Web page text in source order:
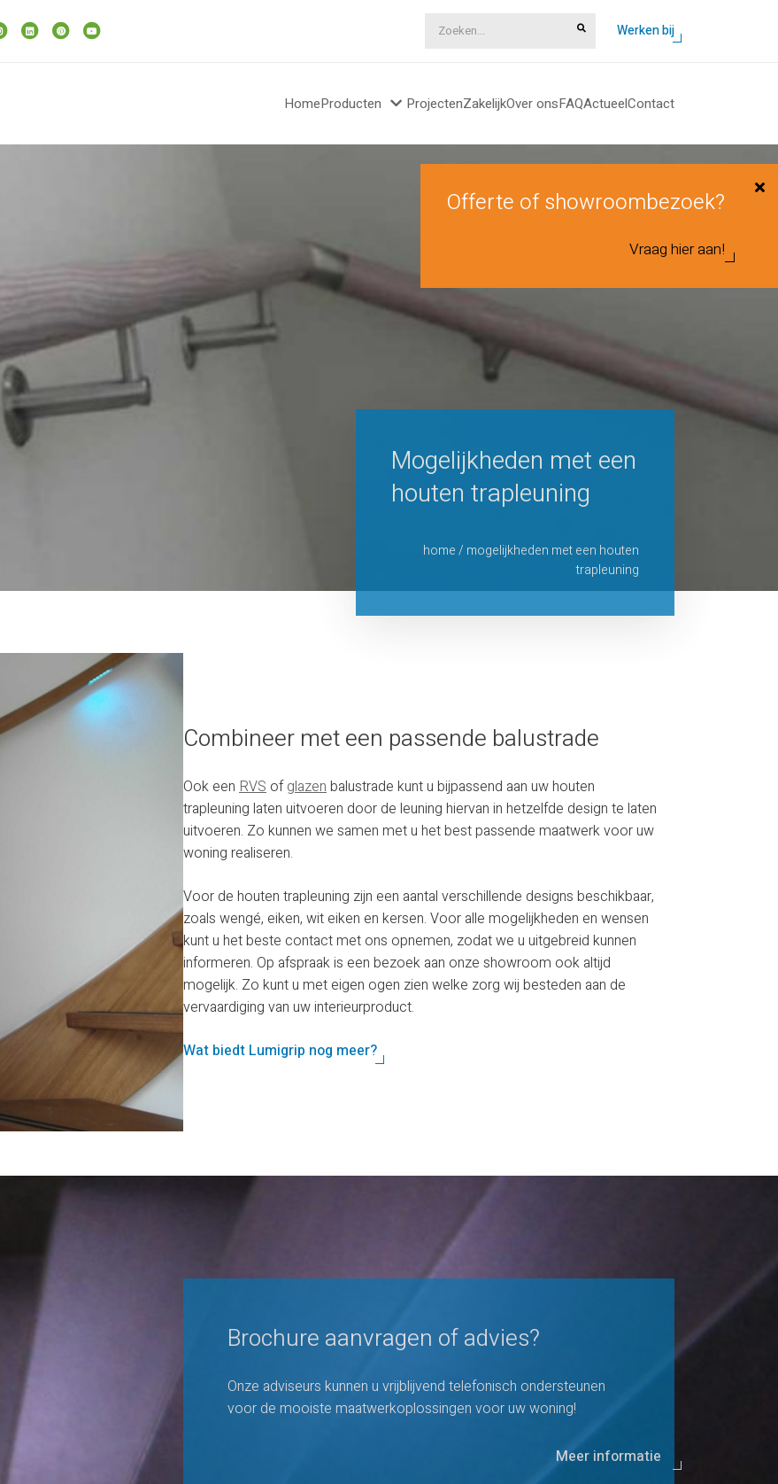
Zoeken... Werken bij
HomeProducten ProjectenZakelijkOver onsFAQActueelContact
Offerte of showroombezoek?
Vraag hier aan!
Mogelijkheden met een
houten trapleuning
home/ mogelijkheden met een houten
trapleuning
Combineer met een passende balustrade
Ook een RVS ofglazen balustrade kunt u bijpassend aan uw houten
trapleuning laten uitvoeren door de leuning hiervan in hetzelfde design te laten
uitvoeren. Zo kunnen we samen met u het best passende maatwerk voor uw
woning realiseren.
Voor de houten trapleuning zijn een aantal verschillende designs beschikbaar,
zoals wengé, eiken, wit eiken en kersen. Voor alle mogelijkheden en wensen
kunt u het beste contact met ons opnemen, zodat we u uitgebreid kunnen
informeren. Op afspraak is een bezoek aan onze showroom ook altijd
mogelijk. Zo kunt u met eigen ogen zien welke zorg wij besteden aan de
vervaardiging van uw interieurproduct.
Wat biedt Lumigrip nog meer?
Brochure aanvragen of advies?
Onze adviseurs kunnen u vrijblijvend telefonisch ondersteunen
voor de mooiste maatwerkoplossingen voor uw woning!
Meer informatie